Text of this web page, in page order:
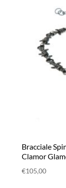
Bracciale
Clamor
€105,00